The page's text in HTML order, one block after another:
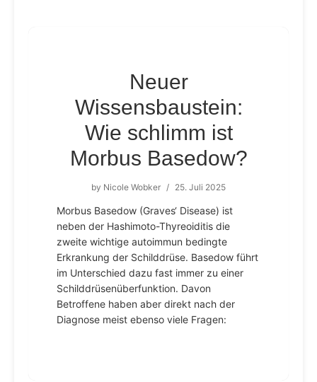
Neuer
Wissensbaustein:
Wie schlimm ist
Morbus Basedow?
by Nicole Wobker / 25. Juli 2025
Morbus Basedow (Graves‘ Disease) ist
neben der Hashimoto-Thyreoiditis die
zweite wichtige autoimmun bedingte
Erkrankung der Schilddrüse. Basedow führt
im Unterschied dazu fast immer zu einer
Schilddrüsenüberfunktion. Davon
Betroffene haben aber direkt nach der
Diagnose meist ebenso viele Fragen: